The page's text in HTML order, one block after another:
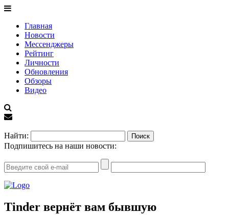
Главная
Новости
Мессенджеры
Рейтинг
Личности
Обновления
Обзоры
Видео
Найти:
Подпишитесь на наши новости:
Tinder вернёт вам бывшую